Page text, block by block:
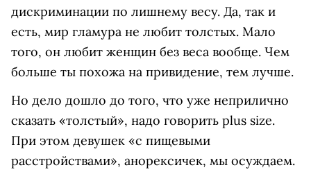
дискриминации по лишнему весу. Да, так и
есть, мир гламура не любит толстых. Мало
того, он любит женщин без веса вообще. Чем
больше ты похожа на привидение, тем лучше.
Но дело дошло до того, что уже неприлично
сказать «толстый», надо говорить plus size.
При этом девушек «с пищевыми
расстройствами», анорексичек, мы осуждаем.